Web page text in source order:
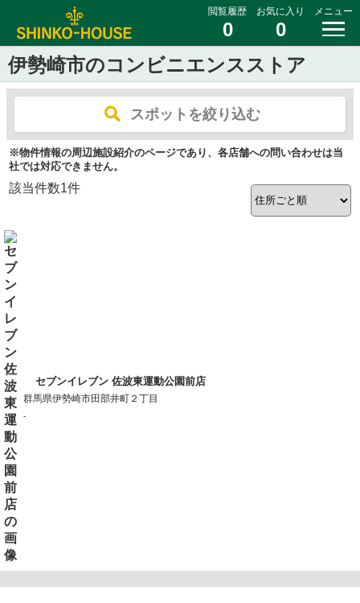
閲覧履歴
0
お気に入り
0
メニュー
伊勢崎市のコンビニエンスストア
スポットを絞り込む
※物件情報の周辺施設紹介のページであり、各店舗への問い合わせは当
社では対応できません。
該当件数1件
セブンイレブン 佐波東運動公園前店
群馬県伊勢崎市田部井町２丁目
-